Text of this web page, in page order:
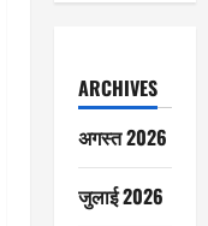
ARCHIVES
अगस्त 2026
जुलाई 2026